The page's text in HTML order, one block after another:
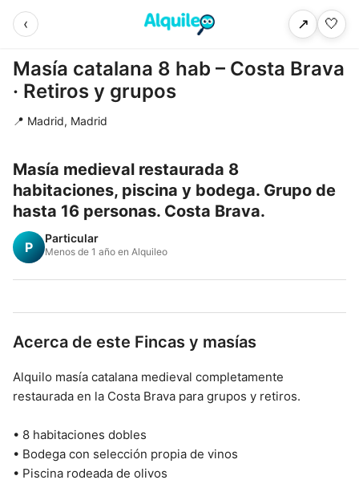
‹ ↗ 🤍
Masía catalana 8 hab – Costa Brava
· Retiros y grupos
📍 Madrid, Madrid
Masía medieval restaurada 8
habitaciones, piscina y bodega. Grupo de
hasta 16 personas. Costa Brava.
P
Particular
Menos de 1 año en Alquileo
Acerca de este Fincas y masías
Alquilo masía catalana medieval completamente
restaurada en la Costa Brava para grupos y retiros.
• 8 habitaciones dobles
• Bodega con selección propia de vinos
• Piscina rodeada de olivos